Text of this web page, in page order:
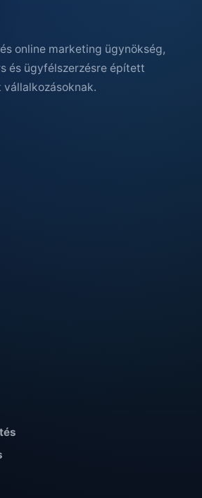
online marketing ügynökség,
és ügyfélszerzésre épített